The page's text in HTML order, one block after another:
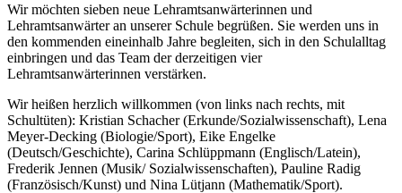
Wir möchten sieben neue Lehramtsanwärterinnen und
Lehramtsanwärter an unserer Schule begrüßen. Sie werden uns in
den kommenden eineinhalb Jahre begleiten, sich in den Schulalltag
einbringen und das Team der derzeitigen vier
Lehramtsanwärterinnen verstärken.
Wir heißen herzlich willkommen (von links nach rechts, mit
Schultüten): Kristian Schacher (Erkunde/Sozialwissenschaft), Lena
Meyer-Decking (Biologie/Sport), Eike Engelke
(Deutsch/Geschichte), Carina Schlüppmann (Englisch/Latein),
Frederik Jennen (Musik/ Sozialwissenschaften), Pauline Radig
(Französisch/Kunst) und Nina Lütjann (Mathematik/Sport).